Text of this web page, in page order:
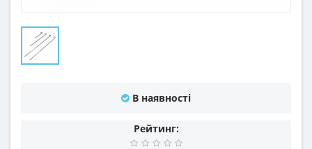
В наявності
Рейтинг: